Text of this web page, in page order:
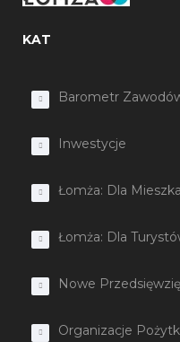
KAT
Barometr
Inwestycje
Łomża: Dla
Łomża: Dla
Nowe
Organizacje